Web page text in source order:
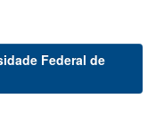
Federal de